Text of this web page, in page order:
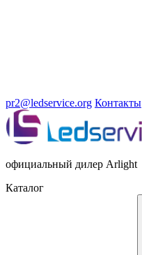
pr2@ledservice.org Контакты
официальный дилер Arlight
Каталог